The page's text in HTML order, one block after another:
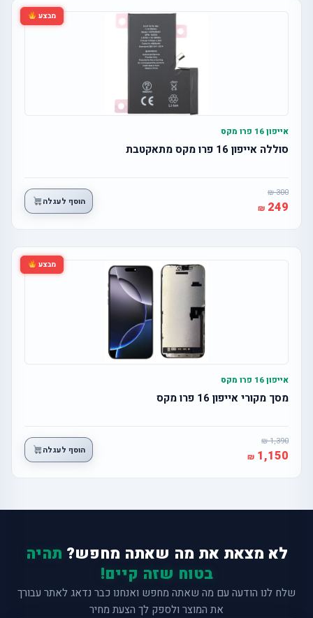
מבצע
אייפון 16 פרו מקס
סוללה אייפון 16 פרו מקס מתאקטבת
300
249 הוסף לעגלה
מבצע
אייפון 16 פרו מקס
מסך מקורי אייפון 16 פרו מקס
1,390
1,150 הוסף לעגלה
לא מצאת את מה שאתה מחפש? תהיה
בטוח שזה קיים!
שלח לנו הודעה עם מה שאתה מחפש ואנחנו כבר נדאג לאתר עבורך
את המוצר ולספק לך הצעת מחיר